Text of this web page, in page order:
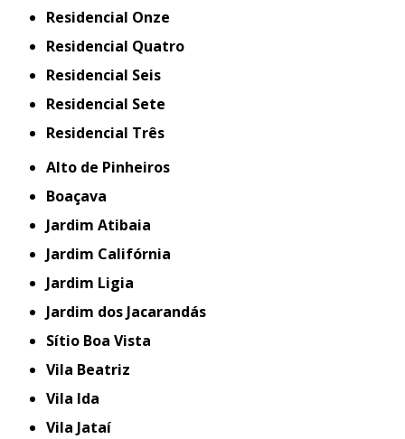
Residencial Onze
Residencial Quatro
Residencial Seis
Residencial Sete
Residencial Três
Alto de Pinheiros
Boaçava
Jardim Atibaia
Jardim Califórnia
Jardim Ligia
Jardim dos Jacarandás
Sítio Boa Vista
Vila Beatriz
Vila Ida
Vila Jataí